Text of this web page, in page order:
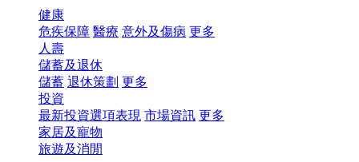
健康
危疾保障 醫療 意外及傷病 更多
人壽
儲蓄及退休
儲蓄 退休策劃 更多
投資
最新投資選項表現 市場資訊 更多
家居及寵物
旅遊及消閒